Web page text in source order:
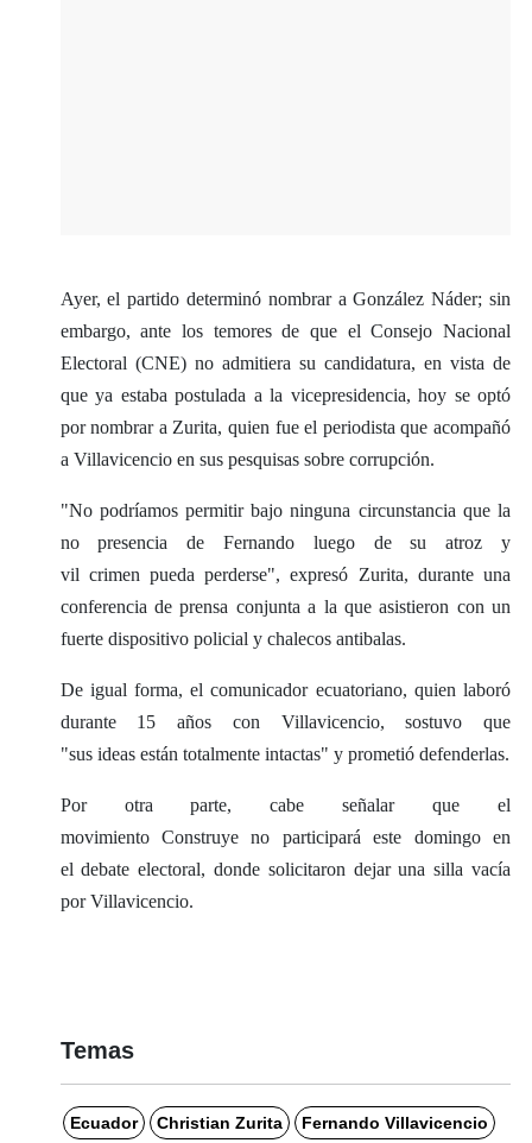
Ayer, el partido determinó nombrar a González Náder; sin
embargo, ante los temores de que el Consejo Nacional
Electoral (CNE) no admitiera su candidatura, en vista de
que ya estaba postulada a la vicepresidencia, hoy se optó
por nombrar a Zurita, quien fue el periodista que acompañó
a Villavicencio en sus pesquisas sobre corrupción.
"No podríamos permitir bajo ninguna circunstancia que la
no presencia de Fernando luego de su atroz y
vil crimen pueda perderse", expresó Zurita, durante una
conferencia de prensa conjunta a la que asistieron con un
fuerte dispositivo policial y chalecos antibalas.
De igual forma, el comunicador ecuatoriano, quien laboró
durante 15 años con Villavicencio, sostuvo que
"sus ideas están totalmente intactas" y prometió defenderlas.
Por otra parte, cabe señalar que el
movimiento Construye no participará este domingo en
el debate electoral, donde solicitaron dejar una silla vacía
por Villavicencio.
Temas
Ecuador Christian Zurita Fernando Villavicencio